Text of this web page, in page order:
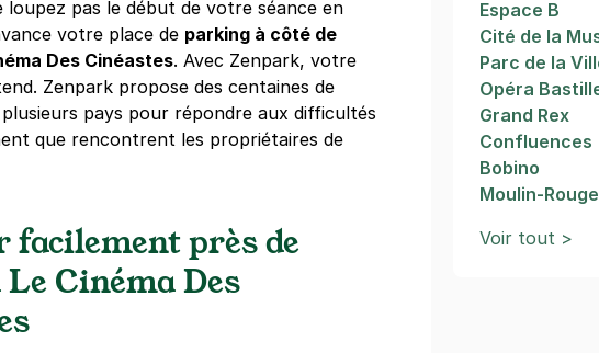
loupez pas le début de votre séance en
votre place de parking à côté de
Des Cinéastes. Avec Zenpark, votre
Zenpark propose des centaines de
pays pour répondre aux difficultés
que rencontrent les propriétaires de
facilement près de
Cinéma Des
Espace B
Cité de la
Parc de la
Opéra
Grand Rex
Confluences
Bobino
Moulin-Rouge
Voir tout >